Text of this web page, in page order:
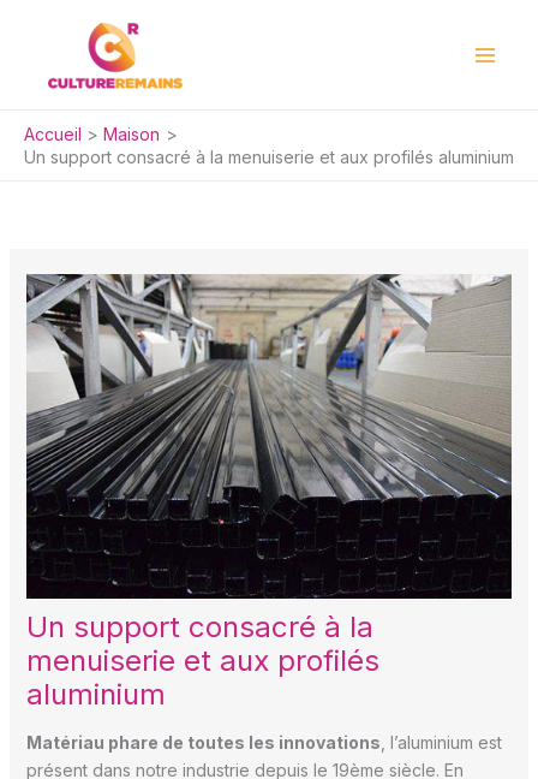
Accueil
Maison
Un support consacré à la menuiserie et aux profilés aluminium
Un support consacré à la
menuiserie et aux profilés
aluminium
Matériau phare de toutes les innovations , l’aluminium est
présent dans notre industrie depuis le 19ème siècle. En